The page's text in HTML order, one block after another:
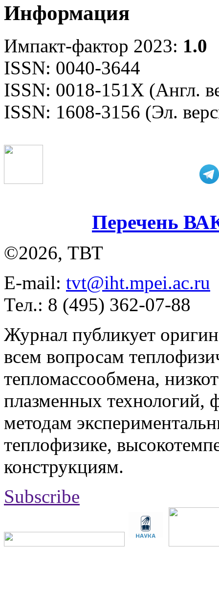
Информация
Импакт-фактор 2023: 1.0
ISSN: 0040-3644
ISSN: 0018-151X (Англ.
ISSN: 1608-3156 (Эл.
Перечень
©2026, ТВТ
E-mail: tvt@iht.mpei.ac.ru
Тел.: 8 (495) 362-07-88
Журнал публикует
всем вопросам
тепломассообмена,
плазменных технологий,
методам
теплофизике,
конструкциям.
Subscribe